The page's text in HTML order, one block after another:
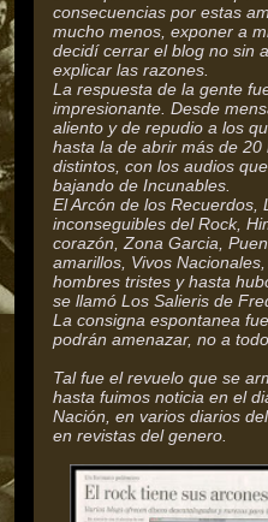
consecuencias por estas
mucho menos, exponer a
decidí cerrar el blog no sin
explicar las razones.
La respuesta de la gente
impresionante. Desde
aliento y de repudio a los
hasta la de abrir más de 20
distintos, con los audios
bajando de Incunables.
El Arcón de los Recuerdos,
inconseguibles del Rock,
corazón, Zona Garcia,
amarillos, Vivos Nacionales,
hombres tristes y hasta
se llamó Los Salieris de
La consigna espontanea
podrán amenazar, no a
Tal fue el revuelo que se
hasta fuimos noticia en el
Nación, en varios diarios
en revistas del genero.